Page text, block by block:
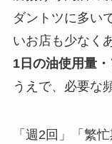
ダントツに多い
いお店も少なく
1日の油使用量
うえで、必要な
「週2回」「繁